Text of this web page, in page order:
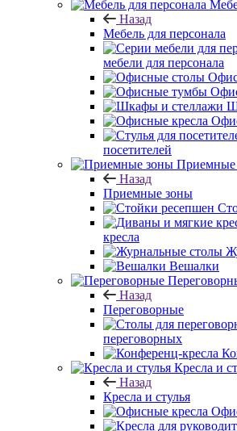
Назад
Мебель для персонала
мебели для персонала
посетителей
Приемные
Назад
Приемные зоны
кресла
Вешалки
Назад
Переговорные
переговорных
Кресла и
Назад
Кресла и стулья